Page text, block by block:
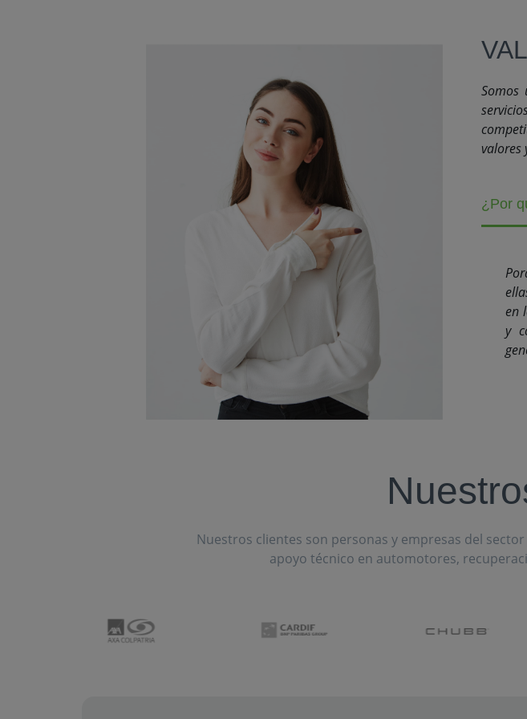
Somos
valores
¿Por
en
y
Nuestros clientes son personas y empresas del
apoyo técnico en automotores,